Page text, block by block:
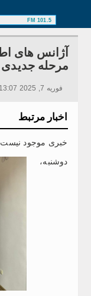
101.5 FM
آژانس های
مرحله
فوریه 7, 2025 13:07, 2,776 بازدید ها
اخبار مرتبط
خبری موجود نیست
دوشنبه،